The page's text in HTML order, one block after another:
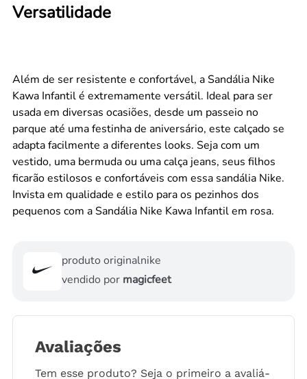
Versatilidade
Além de ser resistente e confortável, a Sandália Nike
Kawa Infantil é extremamente versátil. Ideal para ser
usada em diversas ocasiões, desde um passeio no
parque até uma festinha de aniversário, este calçado se
adapta facilmente a diferentes looks. Seja com um
vestido, uma bermuda ou uma calça jeans, seus filhos
ficarão estilosos e confortáveis com essa sandália Nike.
Invista em qualidade e estilo para os pezinhos dos
pequenos com a Sandália Nike Kawa Infantil em rosa.
produto originalnike
vendido por magicfeet
Avaliações
Tem esse produto? Seja o primeiro a avaliá-